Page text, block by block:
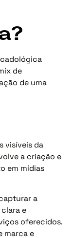
de
de uma
visíveis da
a criação e
em mídias
a
e
oferecidos.
marca e